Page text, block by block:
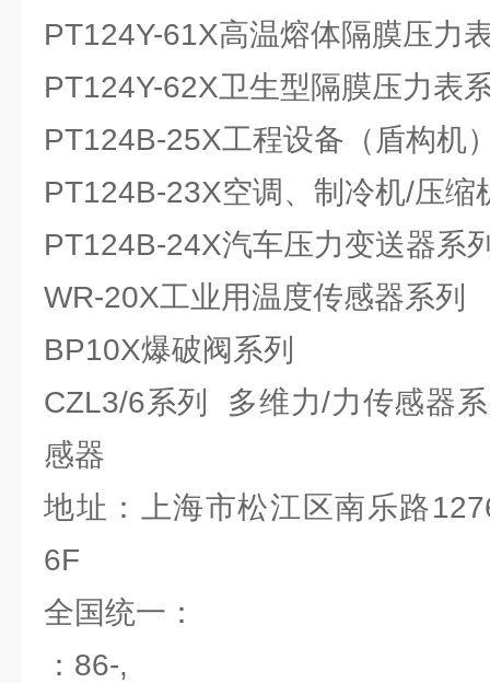
PT124Y-61X高温熔体隔膜压力
PT124Y-62X卫生型隔膜压力表
PT124B-25X工程设备（盾构机
PT124B-23X空调、制冷机/压缩
PT124B-24X汽车压力变送器系
WR-20X工业用温度传感器系列
BP10X爆破阀系列
CZL3/6系列 多维力/力传感器
感器
地址：上海市松江区南乐路
6F
全国统一
：86-,